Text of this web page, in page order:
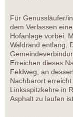
Für Genussläufer/
dem Verlassen
Hofanlage vorbei.
Waldrand entlang.
Erreichen dieses
Feldweg, an
Nachbarort
Linksspitzkehre in
Asphalt zu laufen